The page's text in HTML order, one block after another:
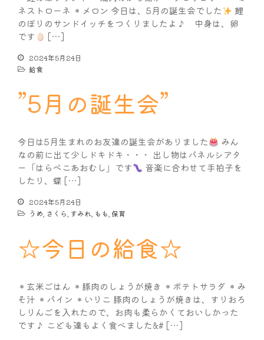
ネストローネ ＊メロン 今日は、5月の誕生会でした
鯉
のぼりのサンドイッチをつくりましたよ♪ 中身は、卵
です
[…]
2024年5月24日
給食
”5月の誕生会”
今日は5月生まれのお友達の誕生会がありました
みん
なの前に出て少しドキドキ・・・ 出し物はパネルシアタ
ー「はらぺこあおむし」です
音楽に合わせて手拍子を
したり、蝶 […]
2024年5月24日
うめ さくら すみれ もも 保育
☆今日の給食☆
＊玄米ごはん ＊豚肉のしょうが焼き ＊ポテトサラダ ＊み
そ汁 ＊パイン ＊いりこ 豚肉のしょうが焼きは、すりおろ
しりんごを入れたので、お肉も柔らかくておいしかった
です♪ こども達もよく食べました&# […]